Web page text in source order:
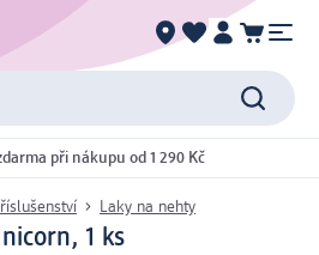
při nákupu od 1 290 Kč
Laky na nehty
1 ks